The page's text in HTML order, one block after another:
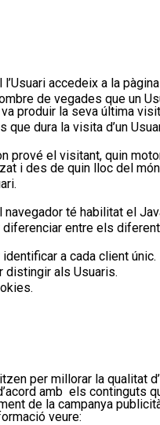
Usuari accedeix a la pàgina
de vegades que un
produir la seva última
que dura la visita d’un
prové el visitant, quin
t i des de quin lloc del món
.
navegador té habilitat el
diferenciar entre els
a cada client únic.
distingir als Usuaris.
.
per millorar la qualitat
amb els continguts
de la campanya
veure: